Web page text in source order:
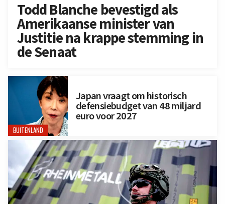
Todd Blanche bevestigd als
Amerikaanse minister van
Justitie na krappe stemming in
de Senaat
BUITENLAND
Japan vraagt om historisch
defensiebudget van 48 miljard
euro voor 2027